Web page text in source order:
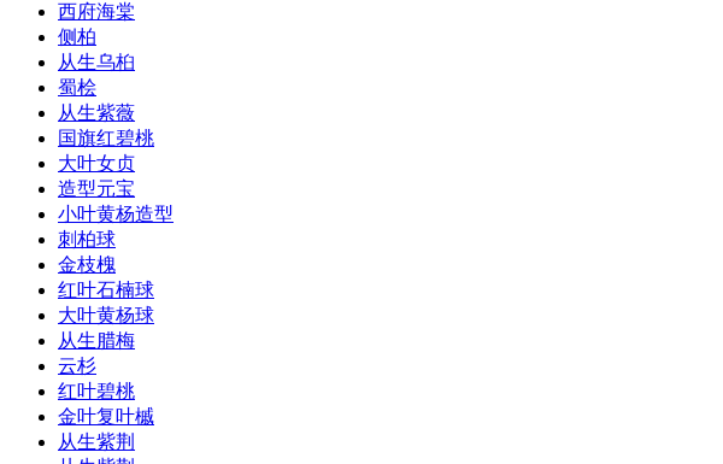
西府海棠
侧柏
从生乌桕
蜀桧
从生紫薇
国旗红碧桃
大叶女贞
造型元宝
小叶黄杨造型
刺柏球
金枝槐
红叶石楠球
大叶黄杨球
从生腊梅
云杉
红叶碧桃
金叶复叶槭
从生紫荆